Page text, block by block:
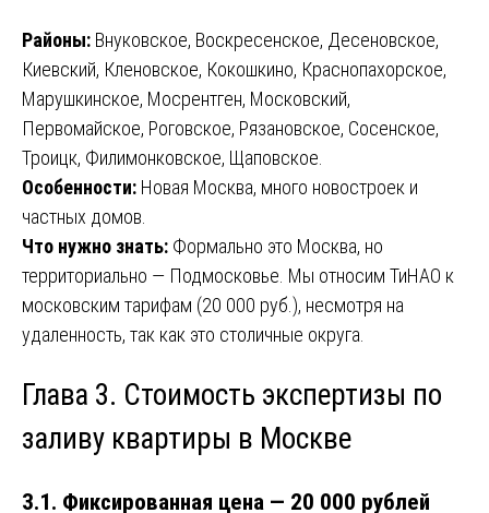
Районы: Внуковское, Воскресенское, Десеновское,
Киевский, Кленовское, Кокошкино, Краснопахорское,
Марушкинское, Мосрентген, Московский,
Первомайское, Роговское, Рязановское, Сосенское,
Троицк, Филимонковское, Щаповское.
Особенности: Новая Москва, много новостроек и
частных домов.
Что нужно знать: Формально это Москва, но
территориально — Подмосковье. Мы относим ТиНАО к
московским тарифам (20 000 руб.), несмотря на
удаленность, так как это столичные округа.
Глава 3. Стоимость экспертизы по
заливу квартиры в Москве
3.1. Фиксированная цена — 20 000 рублей